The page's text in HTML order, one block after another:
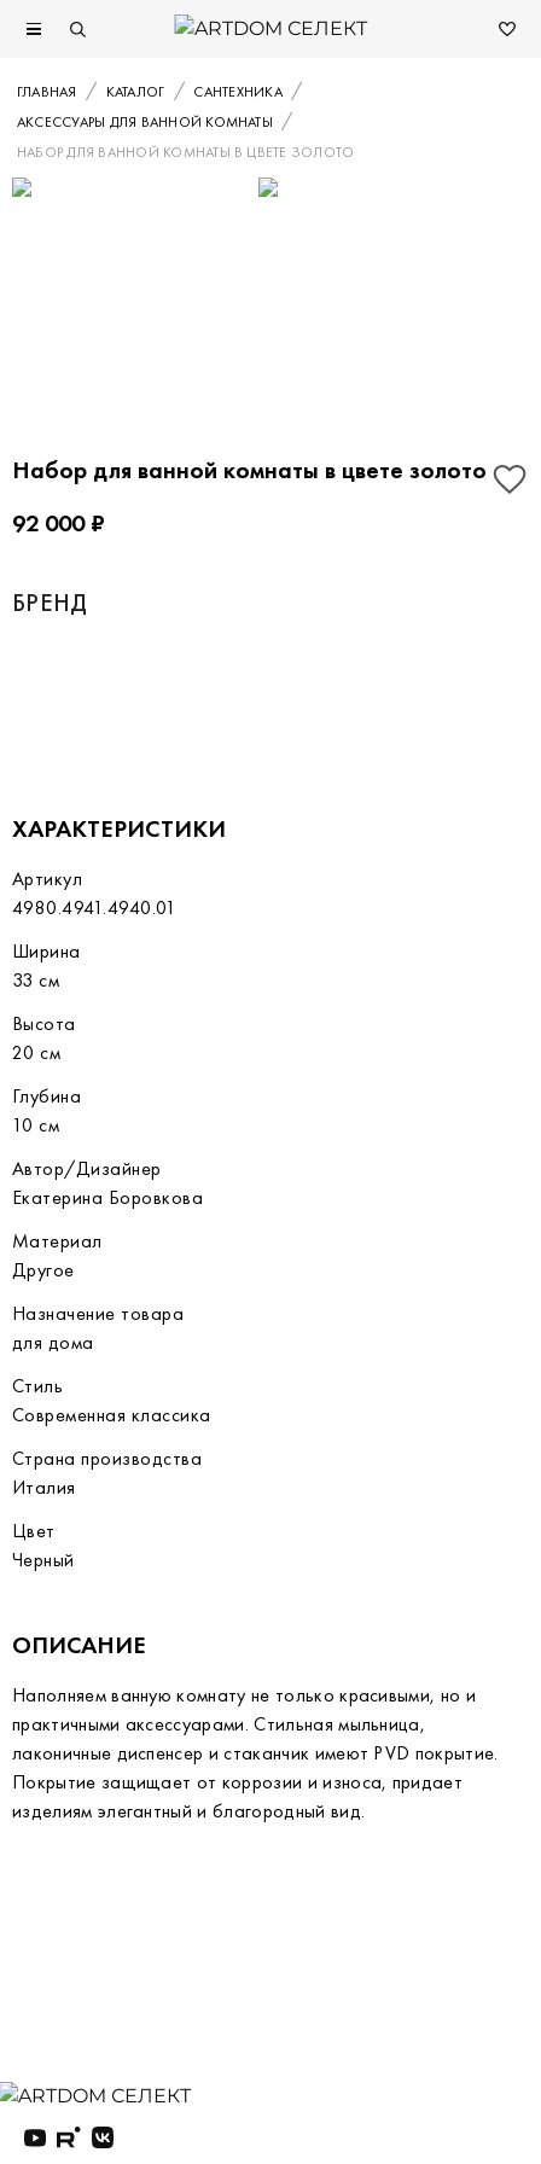
ГЛАВНАЯ КАТАЛОГ
САНТЕХНИКА
АКСЕССУАРЫ ДЛЯ ВАННОЙ КОМНАТЫ
НАБОР ДЛЯ ВАННОЙ КОМНАТЫ В ЦВЕТЕ ЗОЛОТО
Набор для ванной комнаты в цвете золото
92 000 ₽
БРЕНД
ХАРАКТЕРИСТИКИ
Артикул
4980.4941.4940.01
Ширина
33 см
Высота
20 см
Глубина
10 см
Автор/Дизайнер
Екатерина Боровкова
Материал
Другое
Назначение товара
для дома
Стиль
Современная классика
Страна производства
Италия
Цвет
Черный
ОПИСАНИЕ
Наполняем ванную комнату не только красивыми, но и
практичными аксессуарами. Стильная мыльница,
лаконичные диспенсер и стаканчик имеют PVD покрытие.
Покрытие защищает от коррозии и износа, придает
изделиям элегантный и благородный вид.